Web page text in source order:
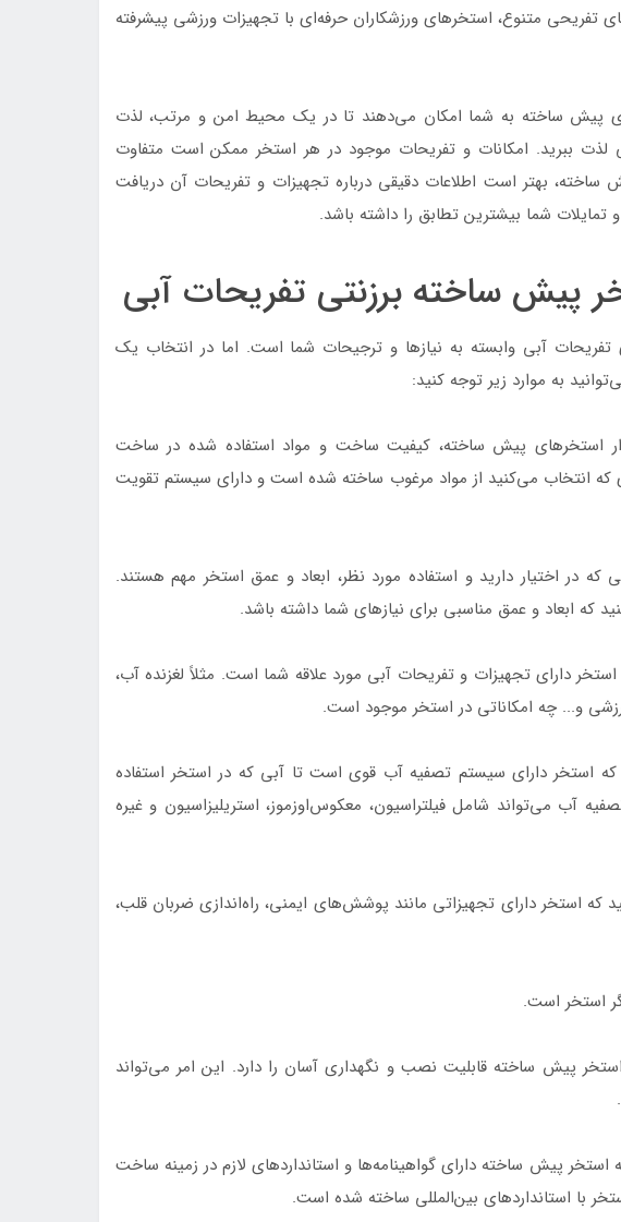
تفریحی متنوع، استخرهای ورزشکاران حرفه‌ای با تجهیزات ورزشی پیشرفته
پیش ساخته به شما امکان می‌دهند تا در یک محیط امن و مرتب، لذت
لذت ببرید. امکانات و تفریحات موجود در هر استخر ممکن است متفاوت
ساخته، بهتر است اطلاعات دقیقی درباره تجهیزات و تفریحات آن دریافت
تمایلات شما بیشترین تطابق را داشته باشد.
پیش ساخته برزنتی تفریحات آبی
آبی وابسته به نیازها و ترجیحات شما است. اما در انتخاب یک
به موارد زیر توجه کنید:
استخرهای پیش ساخته، کیفیت ساخت و مواد استفاده شده در ساخت
انتخاب می‌کنید از مواد مرغوب ساخته شده است و دارای سیستم تقویت
که در اختیار دارید و استفاده مورد نظر، ابعاد و عمق استخر مهم هستند.
که ابعاد و عمق مناسبی برای نیازهای شما داشته باشد.
دارای تجهیزات و تفریحات آبی مورد علاقه شما است. مثلاً لغزنده آب،
و... چه امکاناتی در استخر موجود است.
استخر دارای سیستم تصفیه آب قوی است تا آبی که در استخر استفاده
آب می‌تواند شامل فیلتراسیون، معکوس‌اوزموز، استریلیزاسیون و غیره
که استخر دارای تجهیزاتی مانند پوشش‌های ایمنی، راه‌اندازی ضربان قلب،
استخر است.
پیش ساخته قابلیت نصب و نگهداری آسان را دارد. این امر می‌تواند
استخر پیش ساخته دارای گواهینامه‌ها و استانداردهای لازم در زمینه ساخت
با استانداردهای بین‌المللی ساخته شده است.